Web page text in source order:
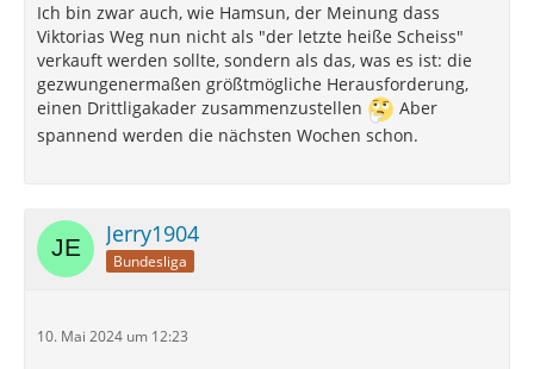
Verletzungsanfälligkeit), Dennis Borkowski (Ebenfalls
Dynamo Dresden, gefällt mir richtig gut, hat wohl
weder Zukunft in Dresden noch in Leipzig), Alexander
Nollenberger (FC Magdeburg)
E - Entwicklungsfähiger Herausforderer, der uns aber
Falcao (Viktoria Berlin), Stanislav Fehler (Holstein Kiel
U23), Mika Schroers (Borussia Mönchengladbach
U23)
Erste Vorschläge: Marek Janssen (SV Meppen), Robin
Ich bin zwar auch, wie Hamsun, der Meinung dass
Viktorias Weg nun nicht als "der letzte heiße Scheiss"
verkauft werden sollte, sondern als das, was es ist: die
gezwungenermaßen größtmögliche Herausforderung,
einen Drittligakader zusammenzustellen
Aber
spannend werden die nächsten Wochen schon.
Jerry1904
Bundesliga
10. Mai 2024 um 12:23